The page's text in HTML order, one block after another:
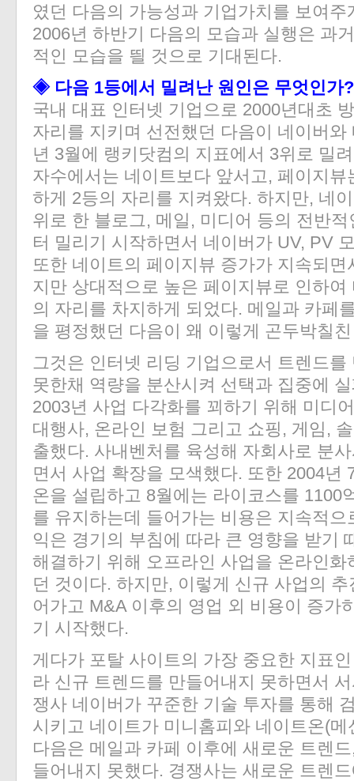
였던 다음의 가능성과 기업가치를 보여
2006년 하반기 다음의 모습과 실행은 과
적인 모습을 띌 것으로 기대된다.
◈ 다음 1등에서 밀려난 원인은 무엇인가?
국내 대표 인터넷 기업으로 2000년대초
자리를 지키며 선전했던 다음이 네이버
년 3월에 랭키닷컴의 지표에서 3위로 밀
자수에서는 네이트보다 앞서고, 페이지
하게 2등의 자리를 지켜왔다. 하지만, 네
위로 한 블로그, 메일, 미디어 등의 전반
터 밀리기 시작하면서 네이버가 UV, PV
또한 네이트의 페이지뷰 증가가 지속되
지만 상대적으로 높은 페이지뷰로 인하
의 자리를 차지하게 되었다. 메일과 카페
을 평정했던 다음이 왜 이렇게 곤두박칠
그것은 인터넷 리딩 기업으로서 트렌드
못한채 역량을 분산시켜 선택과 집중에
2003년 사업 다각화를 꾀하기 위해 미디
대행사, 온라인 보험 그리고 쇼핑, 게임,
출했다. 사내벤처를 육성해 자회사로 분
면서 사업 확장을 모색했다. 또한 2004년
온을 설립하고 8월에는 라이코스를 1100
를 유지하는데 들어가는 비용은 지속적
익은 경기의 부침에 따라 큰 영향을 받기
해결하기 위해 오프라인 사업을 온라인
던 것이다. 하지만, 이렇게 신규 사업의
어가고 M&A 이후의 영업 외 비용이 증가
기 시작했다.
게다가 포탈 사이트의 가장 중요한 지표
라 신규 트렌드를 만들어내지 못하면서
쟁사 네이버가 꾸준한 기술 투자를 통해
시키고 네이트가 미니홈피와 네이트온(
다음은 메일과 카페 이후에 새로운 트렌
들어내지 못했다. 경쟁사는 새로운 트렌